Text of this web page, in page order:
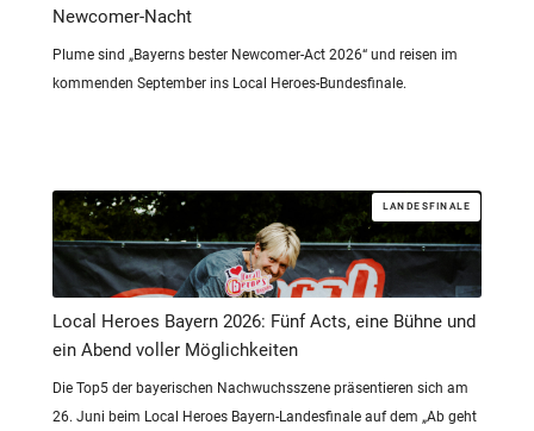
Newcomer-Nacht
Plume sind „Bayerns bester Newcomer-Act 2026“ und reisen im
kommenden September ins Local Heroes-Bundesfinale.
LANDESFINALE
Local Heroes Bayern 2026: Fünf Acts, eine Bühne und
ein Abend voller Möglichkeiten
Die Top5 der bayerischen Nachwuchsszene präsentieren sich am
26. Juni beim Local Heroes Bayern-Landesfinale auf dem „Ab geht